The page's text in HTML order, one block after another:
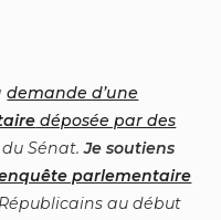
demande d’une
déposée par des
du Sénat.Je soutiens
parlementaire
au début